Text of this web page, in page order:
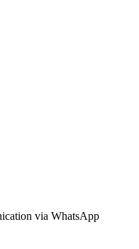
via WhatsApp